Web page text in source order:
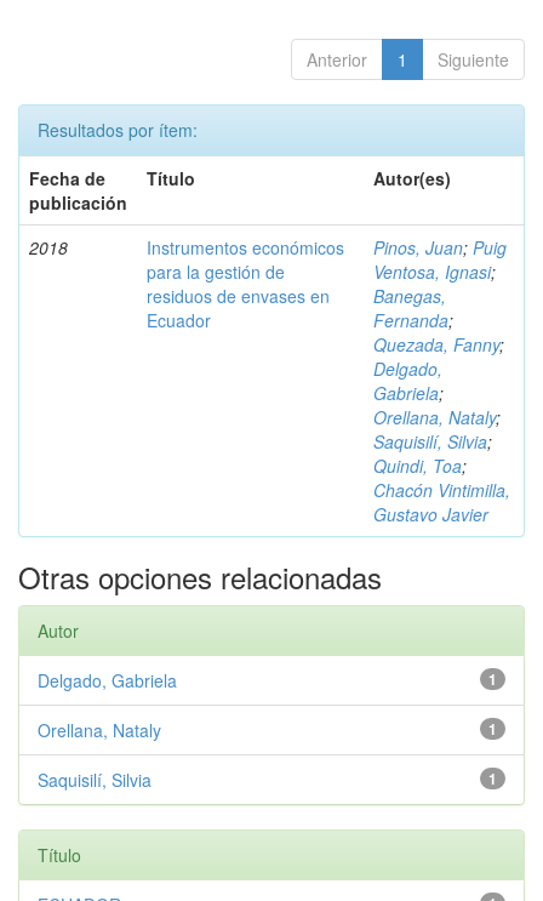
Anterior 1 Siguiente
Resultados por ítem:
Fecha de
publicación
Título Autor(es)
2018
Instrumentos económicos
para la gestión de
residuos de envases en
Ecuador
Pinos, Juan; Puig
Ventosa, Ignasi;
Banegas,
Fernanda;
Quezada, Fanny;
Delgado,
Gabriela;
Orellana, Nataly;
Saquisilí, Silvia;
Quindi, Toa;
Chacón Vintimilla,
Gustavo Javier
Otras opciones relacionadas
Autor
1
Delgado, Gabriela
1
Orellana, Nataly
1
Saquisilí, Silvia
Título